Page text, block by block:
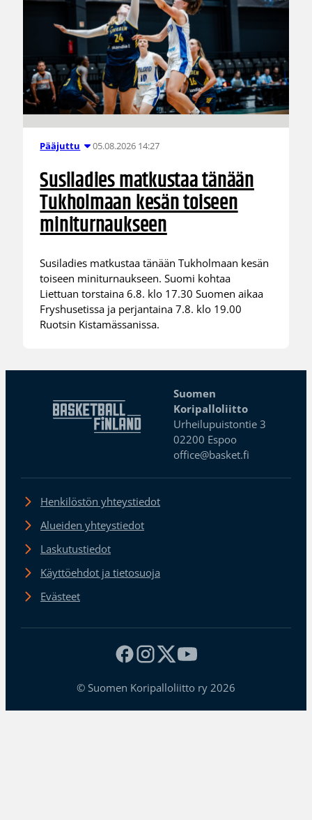
Pääjuttu 05.08.2026 14:27
Susiladies matkustaa tänään
Tukholmaan kesän toiseen
miniturnaukseen
Susiladies matkustaa tänään Tukholmaan kesän
toiseen miniturnaukseen. Suomi kohtaa
Liettuan torstaina 6.8. klo 17.30 Suomen aikaa
Fryshusetissa ja perjantaina 7.8. klo 19.00
Ruotsin Kistamässanissa.
Suomen
Koripalloliitto
Urheilupuistontie 3
02200 Espoo
office@basket.fi
Henkilöstön yhteystiedot
Alueiden yhteystiedot
Laskutustiedot
Käyttöehdot ja tietosuoja
Evästeet
© Suomen Koripalloliitto ry 2026